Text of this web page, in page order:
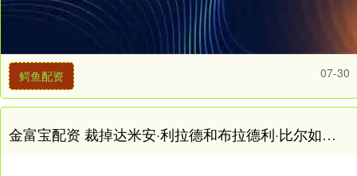
鳄鱼配资 07-30
金富宝配资 裁掉达米安·利拉德和布拉德利·比尔如何束缚雄鹿和太阳至2030年